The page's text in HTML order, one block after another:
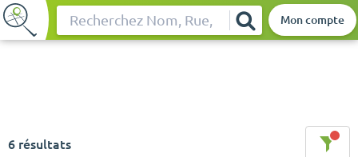
Rechercher Mon compte
6 résultats